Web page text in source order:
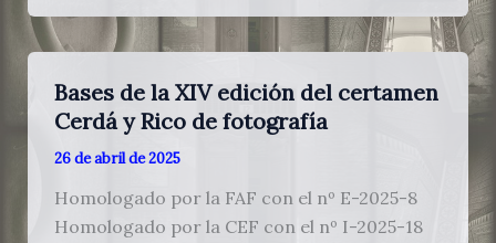
Bases de la XIV edición del certamen
Cerdá y Rico de fotografía
26 de abril de 2025
Homologado por la FAF con el nº E-2025-8
Homologado por la CEF con el nº I-2025-18